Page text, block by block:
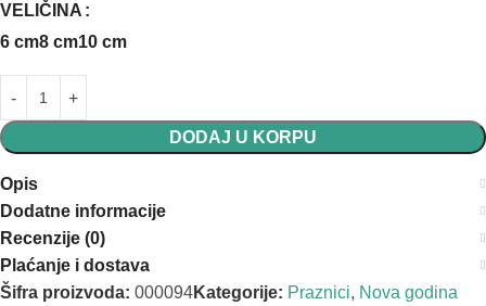
VELIČINA
6 cm8 cm10 cm
DODAJ U KORPU
Opis
Dodatne informacije
Recenzije (0)
Plaćanje i dostava
Šifra proizvoda: 000094Kategorije: Praznici, Nova godina